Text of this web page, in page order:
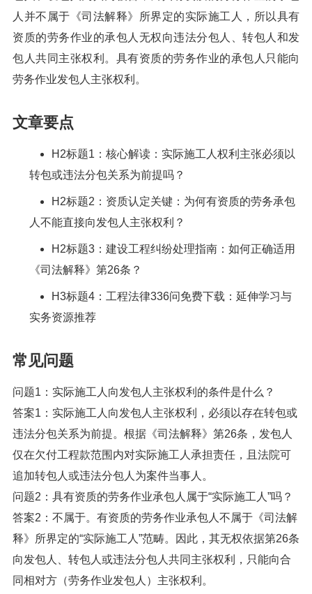
人并不属于《司法解释》所界定的实际施工人，所以具有
资质的劳务作业的承包人无权向违法分包人、转包人和发
包人共同主张权利。具有资质的劳务作业的承包人只能向
劳务作业发包人主张权利。
文章要点
H2标题1：核心解读：实际施工人权利主张必须以
转包或违法分包关系为前提吗？
H2标题2：资质认定关键：为何有资质的劳务承包
人不能直接向发包人主张权利？
H2标题3：建设工程纠纷处理指南：如何正确适用
《司法解释》第26条？
H3标题4：工程法律336问免费下载：延伸学习与
实务资源推荐
常见问题
问题1：实际施工人向发包人主张权利的条件是什么？
答案1：实际施工人向发包人主张权利，必须以存在转包或
违法分包关系为前提。根据《司法解释》第26条，发包人
仅在欠付工程款范围内对实际施工人承担责任，且法院可
追加转包人或违法分包人为案件当事人。
问题2：具有资质的劳务作业承包人属于“实际施工人”吗？
答案2：不属于。有资质的劳务作业承包人不属于《司法解
释》所界定的“实际施工人”范畴。因此，其无权依据第26条
向发包人、转包人或违法分包人共同主张权利，只能向合
同相对方（劳务作业发包人）主张权利。